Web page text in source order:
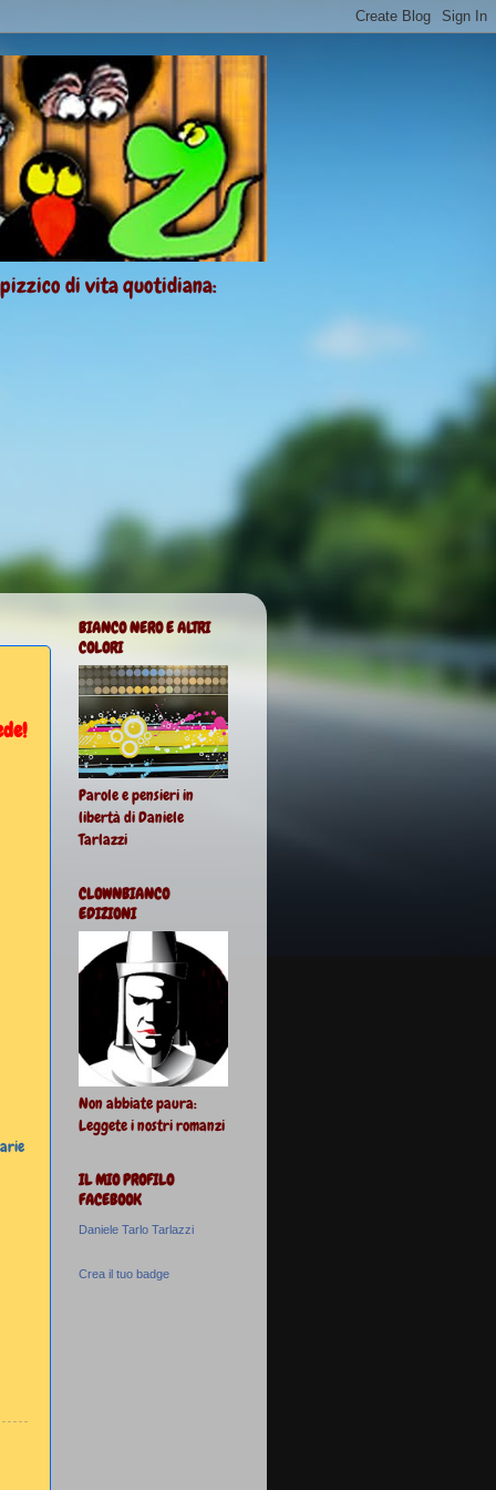
pizzico di vita quotidiana:
BIANCO NERO E ALTRI
COLORI
Parole e pensieri in
libertà di Daniele
Tarlazzi
CLOWNBIANCO
EDIZIONI
Non abbiate paura:
Leggete i nostri romanzi
IL MIO PROFILO
FACEBOOK
Daniele Tarlo Tarlazzi
Crea il tuo badge